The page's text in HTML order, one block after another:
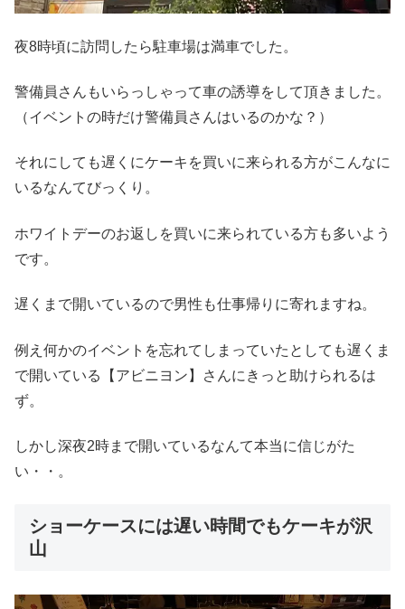
夜8時頃に訪問したら駐車場は満車でした。
警備員さんもいらっしゃって車の誘導をして頂きました。
（イベントの時だけ警備員さんはいるのかな？）
それにしても遅くにケーキを買いに来られる方がこんなに
いるなんてびっくり。
ホワイトデーのお返しを買いに来られている方も多いよう
です。
遅くまで開いているので男性も仕事帰りに寄れますね。
例え何かのイベントを忘れてしまっていたとしても遅くま
で開いている【アビニヨン】さんにきっと助けられるは
ず。
しかし深夜2時まで開いているなんて本当に信じがた
い・・。
ショーケースには遅い時間でもケーキが沢
山